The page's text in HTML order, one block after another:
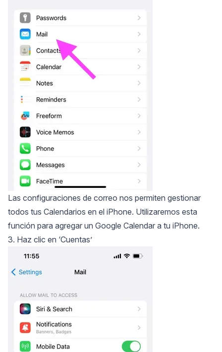
Las configuraciones de correo nos permiten gestionar
todos tus Calendarios en el iPhone. Utilizaremos esta
función para agregar un Google Calendar a tu iPhone.
3. Haz clic en ‘Cuentas’